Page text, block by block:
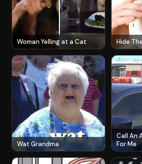
Woman Yelling at a Cat Hide
Wat Grandma
Call An
For Me